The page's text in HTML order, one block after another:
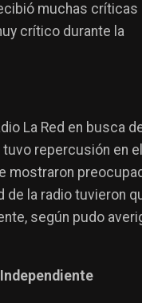
muchas críticas
crítico durante la
La Red en busca
repercusión en el
mostraron
de la radio tuvieron
según pudo